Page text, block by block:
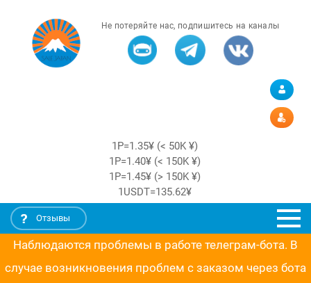
Не потеряйте нас, подпишитесь на каналы
1Р=1.35¥ (< 50K ¥)
1Р=1.40¥ (< 150K ¥)
1Р=1.45¥ (> 150K ¥)
1USDT=135.62¥
Отзывы
Наблюдаются проблемы в работе телеграм-бота. В
случае возникновения проблем с заказом через бота